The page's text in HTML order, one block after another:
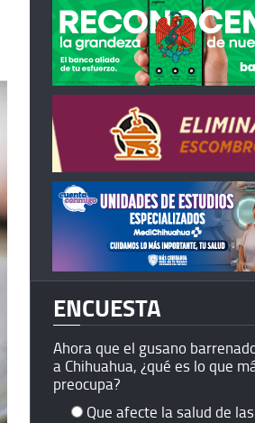
ENCUESTA
Ahora que el gusano
a Chihuahua, ¿qué es lo que
preocupa?
Que afecte la salud de